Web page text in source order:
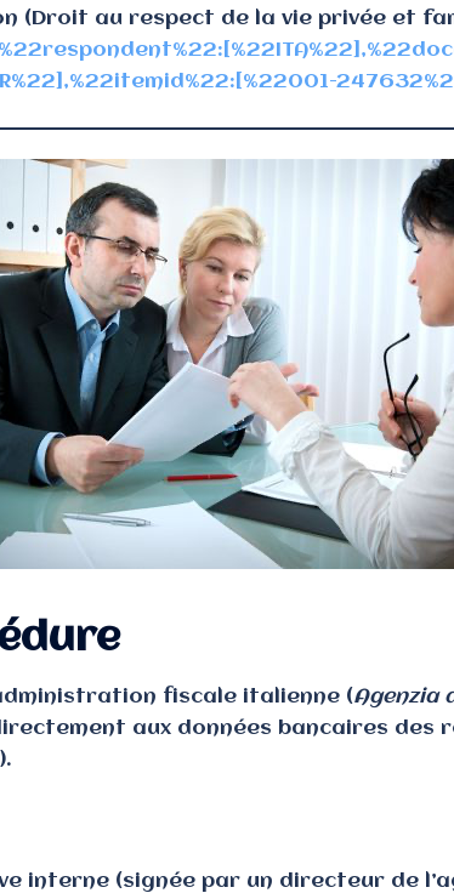
(Droit au respect de la vie privée et
fiscale italienne (Agenzia
aux données bancaires des
interne (signée par un directeur de